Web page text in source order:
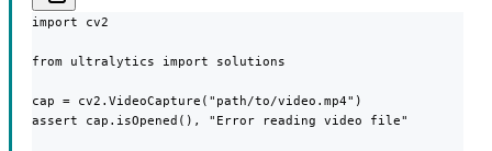
import cv2
from ultralytics import solutions
cap = cv2.VideoCapture("path/to/video.mp4")
assert cap.isOpened(), "Error reading video file"